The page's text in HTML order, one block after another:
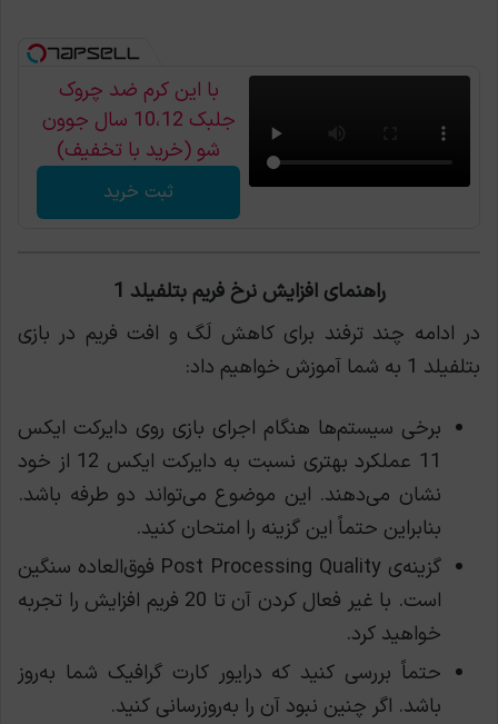
با این کرم ضد چروک
جلبک 10،12 سال جوون
شو (خرید با تخفیف)
ثبت خرید
راهنمای افزایش نرخ فریم بتلفیلد 1
در ادامه چند ترفند برای کاهش لَگ و افت فریم در بازی
بتلفیلد 1 به شما آموزش خواهیم داد:
برخی سیستم‌ها هنگام اجرای بازی روی دایرکت ایکس
11 عملکرد بهتری نسبت به دایرکت ایکس 12 از خود
نشان می‌دهند. این موضوع می‌تواند دو طرفه باشد.
بنابراین حتماً این گزینه را امتحان کنید.
گزینه‌ی Post Processing Quality فوق‌العاده سنگین
است. با غیر فعال کردن آن تا 20 فریم افزایش را تجربه
خواهید کرد.
حتماً بررسی کنید که درایور کارت گرافیک شما به‌روز
باشد. اگر چنین نبود آن را به‌روزرسانی کنید.